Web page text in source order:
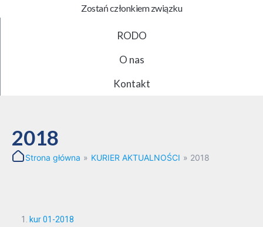
RODO
O nas
Kontakt
Zostań członkiem związku
2018
Strona główna » KURIER AKTUALNOŚCI » 2018
kur 01-2018